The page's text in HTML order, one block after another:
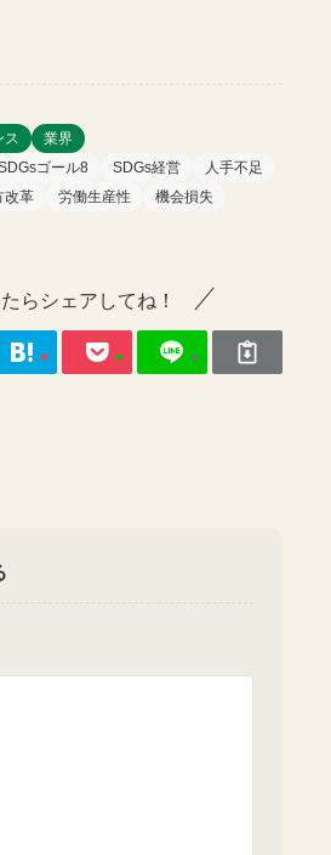
ス
業界
ゴール8 SDGs経営
人手不足
改革 労働生産性
機会損失
らシェアしてね！